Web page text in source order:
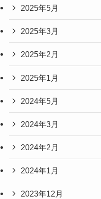
2025年5月
2025年3月
2025年2月
2025年1月
2024年5月
2024年3月
2024年2月
2024年1月
2023年12月